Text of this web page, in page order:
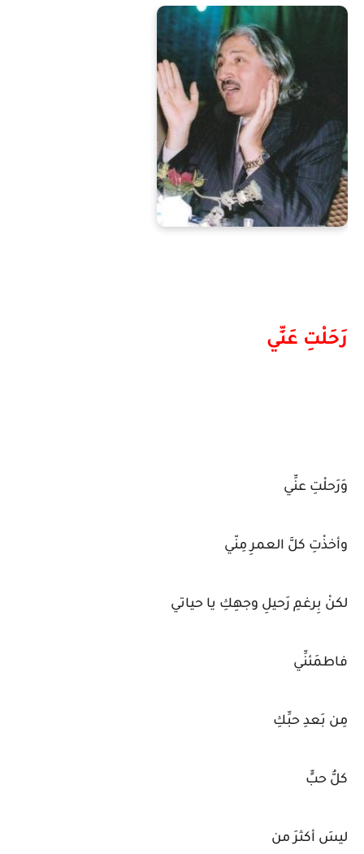
رَحَلْتِ عَنِّي
وَرَحلْتِ عنِّي
وأخذْتِ كلَّ العمرِ مِنّي
لكنْ بِرغمِ رَحيلِ وجهِكِ يا حياتي
فاطمَئنِّي
مِن بَعدِ حبِّكِ
كلُّ حبٍّ
ليسَ أكثرَ من